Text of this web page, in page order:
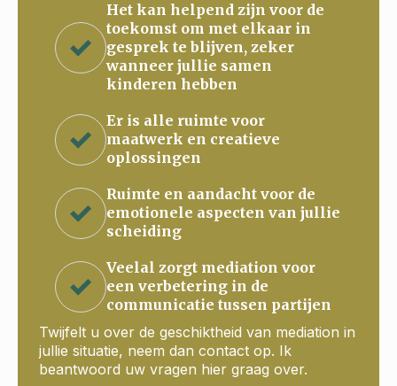
Het kan helpend zijn voor de
toekomst om met elkaar in
gesprek te blijven, zeker
wanneer jullie samen
kinderen hebben
Er is alle ruimte voor
maatwerk en creatieve
oplossingen
Ruimte en aandacht voor de
emotionele aspecten van jullie
scheiding
Veelal zorgt mediation voor
een verbetering in de
communicatie tussen partijen
Twijfelt u over de geschiktheid van mediation in
jullie situatie, neem dan contact op. Ik
beantwoord uw vragen hier graag over.